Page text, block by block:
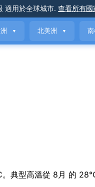
適用於全球城市. 查看所有國
▼ 北美洲 ▼ 南
型高溫從 8月 的